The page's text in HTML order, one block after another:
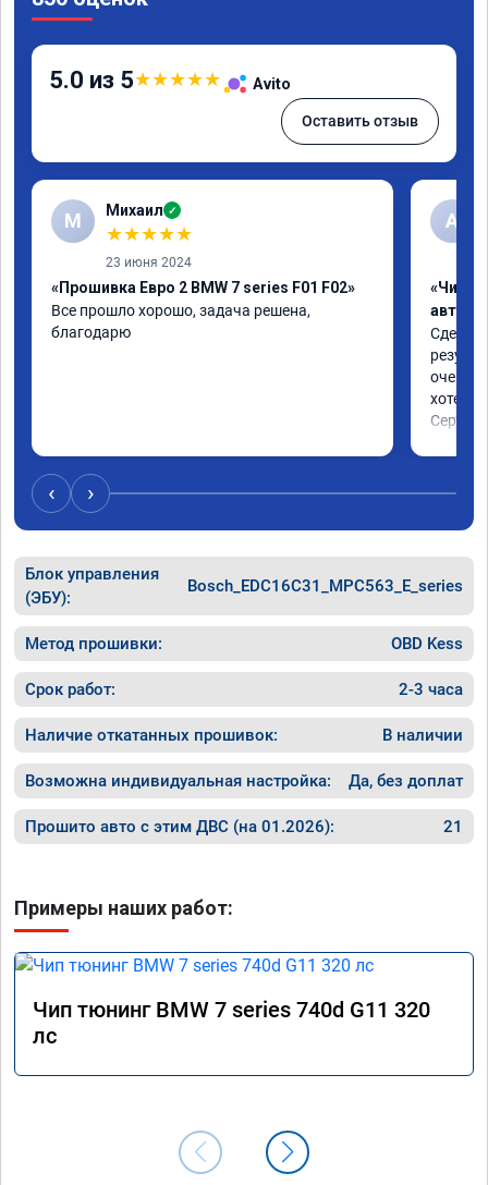
5.0 из 5★★★★★ Avito
Оставить отзыв
М Михаил ✓
★★★★★
23 июня 2024
«Прошивка Евро 2 BMW 7 series F01 F02»
Все прошло хорошо, задача решена,
благодарю
A
«Чип
очень
хотел.
‹ ›
Блок управления
(ЭБУ):
Bosch_EDC16C31_MPC563_E_series
Метод прошивки: OBD Kess
Срок работ: 2-3 часа
Наличие откатанных прошивок: В наличии
Возможна индивидуальная настройка: Да, без доплат
Прошито авто с этим ДВС (на 01.2026): 21
Примеры наших работ:
Чип тюнинг BMW 7 series 740d G11 320
лс